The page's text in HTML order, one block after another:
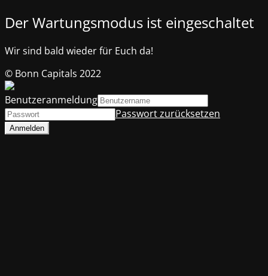
Der Wartungsmodus ist eingeschaltet
Wir sind bald wieder für Euch da!
© Bonn Capitals 2022
Benutzeranmeldung
Passwort zurücksetzen